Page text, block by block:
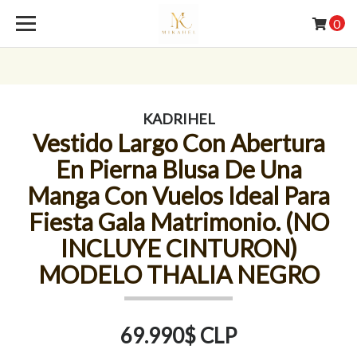
0
KADRIHEL
Vestido Largo Con Abertura
En Pierna Blusa De Una
Manga Con Vuelos Ideal Para
Fiesta Gala Matrimonio. (NO
INCLUYE CINTURON)
MODELO THALIA NEGRO
69.990$ CLP